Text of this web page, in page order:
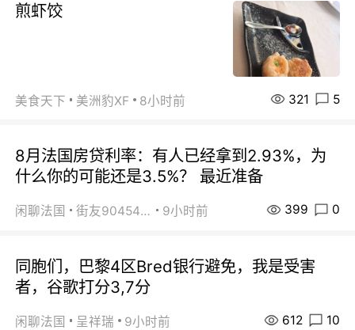
煎虾饺
美食天下 美洲豹XF 8小时前 321 5
8月法国房贷利率：有人已经拿到2.93%，为
什么你的可能还是3.5%？ 最近准备
闲聊法国 街友90454511 9小时前 399 0
同胞们，巴黎4区Bred银行避免，我是受害
者，谷歌打分3,7分
闲聊法国 呈祥瑞 9小时前 612 10